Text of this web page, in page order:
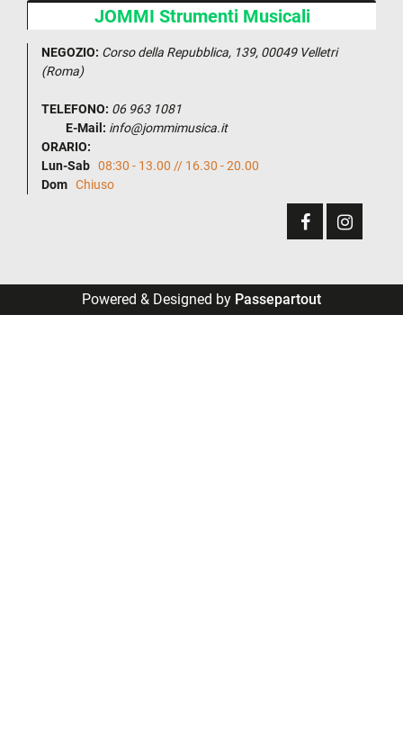
JOMMI Strumenti Musicali
NEGOZIO: Corso della Repubblica, 139, 00049 Velletri
(Roma)
TELEFONO: 06 963 1081
E-Mail: info@jommimusica.it
ORARIO:
Lun-Sab 08:30 - 13.00 // 16.30 - 20.00
Dom Chiuso
Powered & Designed by Passepartout